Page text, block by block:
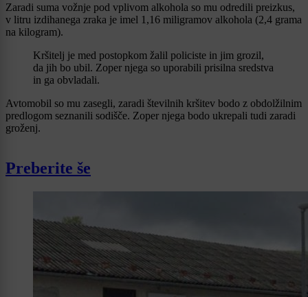
Zaradi suma vožnje pod vplivom alkohola so mu odredili preizkus,
v litru izdihanega zraka je imel 1,16 miligramov alkohola (2,4 grama
na kilogram).
Kršitelj je med postopkom žalil policiste in jim grozil,
da jih bo ubil. Zoper njega so uporabili prisilna sredstva
in ga obvladali.
Avtomobil so mu zasegli, zaradi številnih kršitev bodo z obdolžilnim
predlogom seznanili sodišče. Zoper njega bodo ukrepali tudi zaradi
groženj.
Preberite še